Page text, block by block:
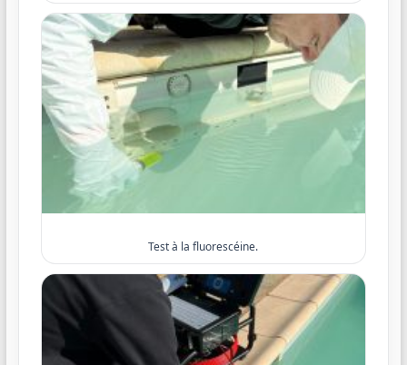
Test à la fluorescéine.